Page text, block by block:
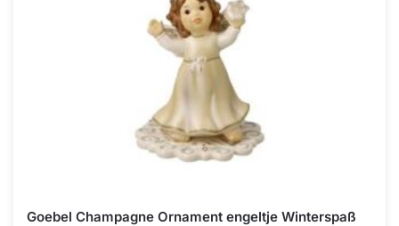
Goebel Champagne Ornament engeltje Winterspaß